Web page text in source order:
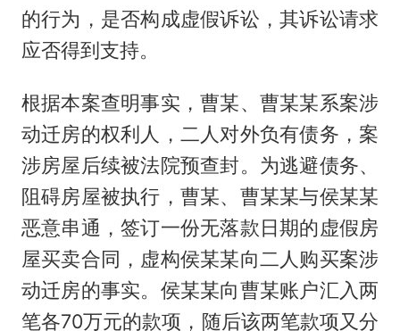
的行为，是否构成虚假诉讼，其诉讼请求
应否得到支持。
根据本案查明事实，曹某、曹某某系案涉
动迁房的权利人，二人对外负有债务，案
涉房屋后续被法院预查封。为逃避债务、
阻碍房屋被执行，曹某、曹某某与侯某某
恶意串通，签订一份无落款日期的虚假房
屋买卖合同，虚构侯某某向二人购买案涉
动迁房的事实。侯某某向曹某账户汇入两
笔各70万元的款项，随后该两笔款项又分